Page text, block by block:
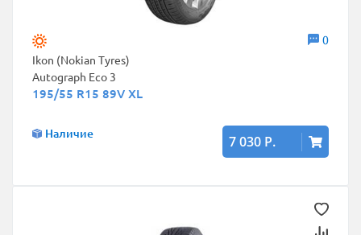
0
Ikon (Nokian Tyres)
Autograph Eco 3
195/55 R15 89V XL
Наличие 7 030 Р.